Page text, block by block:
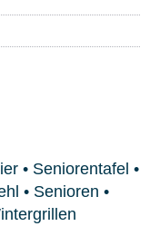
• Seniorentafel •
• Senioren •